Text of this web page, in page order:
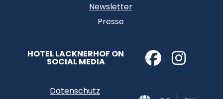
Newsletter
Presse
HOTEL LACKNERHOF ON
SOCIAL MEDIA
Datenschutz